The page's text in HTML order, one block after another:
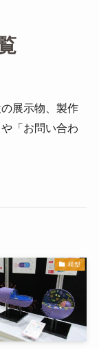
展示物、製作
「お問い合わ
模型